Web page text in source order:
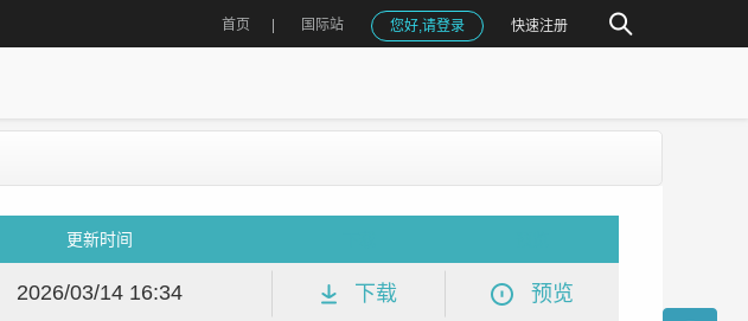
首页 国际站 您好,请登录 快速注册
更新时间
2026/03/14 16:34 下载 预览